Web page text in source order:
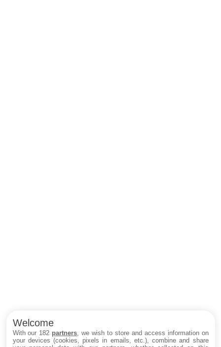
Welcome
With our 182 partners , we wish to store and access information on
your devices (cookies, pixels in emails, etc.), combine and share